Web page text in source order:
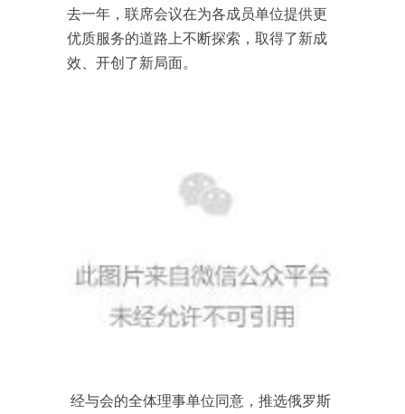
去一年，联席会议在为各成员单位提供更
优质服务的道路上不断探索，取得了新成
效、开创了新局面。
经与会的全体理事单位同意，推选俄罗斯